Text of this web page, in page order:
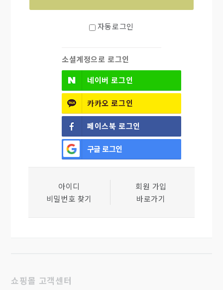
자동로그인
소셜계정으로 로그인
네이버 로그인
카카오 로그인
페이스북 로그인
구글로그인
아이디
비밀번호 찾기
회원 가입
바로가기
쇼핑몰 고객센터